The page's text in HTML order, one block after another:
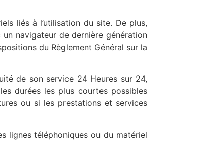
liés à l’utilisation du site. De plus,
navigateur de dernière génération
du Règlement Général sur la
de son service 24 Heures sur 24,
durées les plus courtes possibles
ou si les prestations et services
lignes téléphoniques ou du matériel